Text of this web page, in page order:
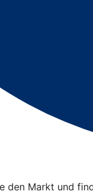
den Markt und